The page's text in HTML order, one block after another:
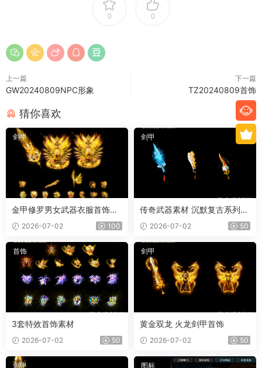
0 0
上一篇
GW20240809NPC形象
下一篇
TZ20240809首饰
猜你喜欢
剑甲
金甲修罗男女武器衣服首饰套
装 2026-07-02 100
剑甲
传奇武器素材 沉默复古系列
冰魄屠刀 内外观齐全 PNG素
材 3把
2026-07-02 50
首饰
3套特效首饰素材
2026-07-02 50
剑甲
黄金双龙 火龙剑甲首饰
2026-07-02 50
剑甲 图标